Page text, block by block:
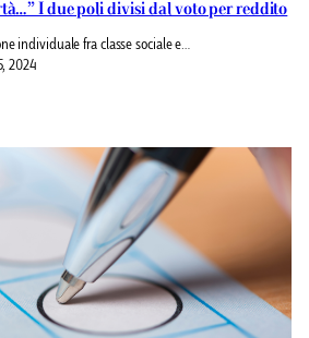
I due poli divisi dal voto per reddito
individuale fra classe sociale e…
2024